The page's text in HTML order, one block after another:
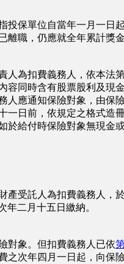
投保單位自當年一月一日
職，仍應就全年累計獎
人為扣費義務人，依本法
容同時含有股票股利及現
應通知保險對象，由保
日前，依規定之格式造
於給付時保險對象無現金
產受託人為扣費義務人，
二月十五日繳納。
對象。但扣費義務人已依
次年四月一日起，向保